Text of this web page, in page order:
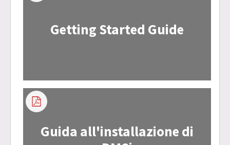
Getting Started Guide
Guida all'installazione di